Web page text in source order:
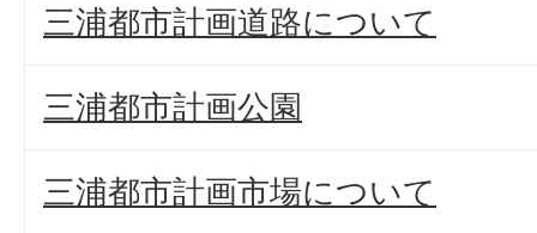
三浦都市計画道路について
三浦都市計画公園
三浦都市計画市場について